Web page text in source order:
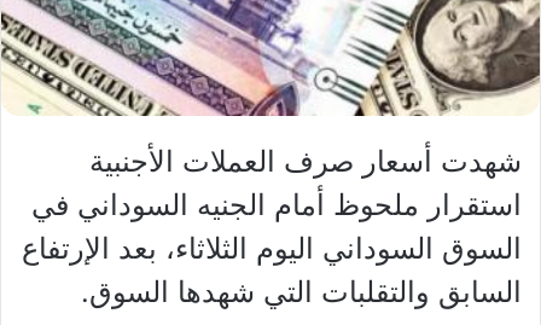
شهدت أسعار صرف العملات الأجنبية
استقرار ملحوظ أمام الجنيه السوداني في
السوق السوداني اليوم الثلاثاء، بعد الإرتفاع
السابق والتقلبات التي شهدها السوق.